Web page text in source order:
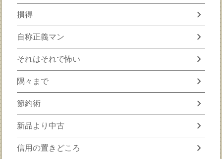
損得 chevron_right
自称正義マン chevron_right
それはそれで怖い chevron_right
隅々まで chevron_right
節約術 chevron_right
新品より中古 chevron_right
信用の置きどころ chevron_right